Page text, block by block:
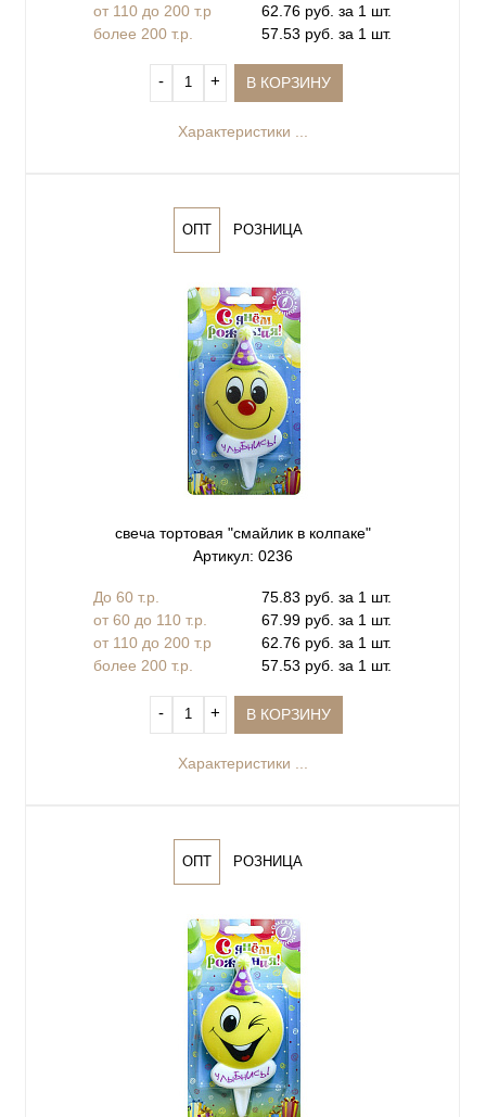
от 110 до 200 т.р
62.76 руб. за 1 шт.
более 200 т.р.
57.53 руб. за 1 шт.
‐ + В КОРЗИНУ
Характеристики ...
ОПТ РОЗНИЦА
свеча тортовая "смайлик в колпаке"
Артикул: 0236
До 60 т.р.
75.83 руб. за 1 шт.
от 60 до 110 т.р.
67.99 руб. за 1 шт.
от 110 до 200 т.р
62.76 руб. за 1 шт.
более 200 т.р.
57.53 руб. за 1 шт.
‐ + В КОРЗИНУ
Характеристики ...
ОПТ РОЗНИЦА